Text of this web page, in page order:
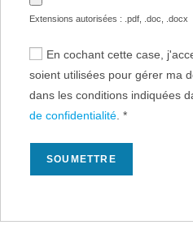
Extensions autorisées : .pdf, .doc, .docx
En cochant cette case,
soient utilisées pour gérer ma
dans les conditions indiquées
de confidentialité *